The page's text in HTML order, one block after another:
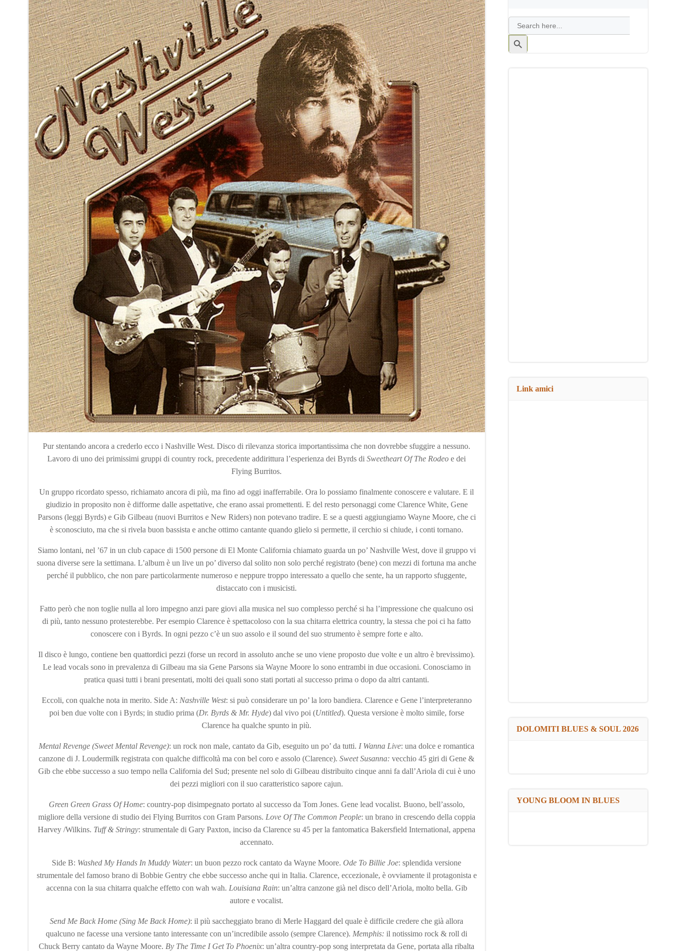
Pur stentando ancora a crederlo ecco i Nashville West. Disco di rilevanza storica importantissima che non dovrebbe sfuggire a nessuno.
Lavoro di uno dei primissimi gruppi di country rock, precedente addirittura l’esperienza dei Byrds diSweetheart Of The Rodeo e dei
Flying Burritos.
Un gruppo ricordato spesso, richiamato ancora di più, ma fino ad oggi inafferrabile. Ora lo possiamo finalmente conoscere e valutare. E il
giudizio in proposito non è difforme dalle aspettative, che erano assai promettenti. E del resto personaggi come Clarence White, Gene
Parsons (leggi Byrds) e Gib Gilbeau (nuovi Burritos e New Riders) non potevano tradire. E se a questi aggiungiamo Wayne Moore, che ci
è sconosciuto, ma che si rivela buon bassista e anche ottimo cantante quando glielo si permette, il cerchio si chiude, i conti tornano.
Siamo lontani, nel ’67 in un club capace di 1500 persone di El Monte California chiamato guarda un po’ Nashville West, dove il gruppo vi
suona diverse sere la settimana. L’album è un live un po’ diverso dal solito non solo perché registrato (bene) con mezzi di fortuna ma anche
perché il pubblico, che non pare particolarmente numeroso e neppure troppo interessato a quello che sente, ha un rapporto sfuggente,
distaccato con i musicisti.
Fatto però che non toglie nulla al loro impegno anzi pare giovi alla musica nel suo complesso perché si ha l’impressione che qualcuno osi
di più, tanto nessuno protesterebbe. Per esempio Clarence è spettacoloso con la sua chitarra elettrica country, la stessa che poi ci ha fatto
conoscere con i Byrds. In ogni pezzo c’è un suo assolo e il sound del suo strumento è sempre forte e alto.
Il disco è lungo, contiene ben quattordici pezzi (forse un record in assoluto anche se uno viene proposto due volte e un altro è brevissimo).
Le lead vocals sono in prevalenza di Gilbeau ma sia Gene Parsons sia Wayne Moore lo sono entrambi in due occasioni. Conosciamo in
pratica quasi tutti i brani presentati, molti dei quali sono stati portati al successo prima o dopo da altri cantanti.
Eccoli, con qualche nota in merito. Side A: Nashville West: si può considerare un po’ la loro bandiera. Clarence e Gene l’interpreteranno
poi ben due volte con i Byrds; in studio prima (Dr. Byrds & Mr. Hyde) dal vivo poi (Untitled). Questa versione è molto simile, forse
Clarence ha qualche spunto in più.
Mental Revenge (Sweet Mental Revenge): un rock non male, cantato da Gib, eseguito un po’ da tutti. I Wanna Live: una dolce e romantica
canzone di J. Loudermilk registrata con qualche difficoltà ma con bel coro e assolo (Clarence).Sweet Susanna: vecchio 45 giri di Gene &
Gib che ebbe successo a suo tempo nella California del Sud; presente nel solo di Gilbeau distribuito cinque anni fa dall’Ariola di cui è uno
dei pezzi migliori con il suo caratteristico sapore cajun.
Green Green Grass Of Home: country-pop disimpegnato portato al successo da Tom Jones. Gene lead vocalist. Buono, bell’assolo,
migliore della versione di studio dei Flying Burritos con Gram Parsons. Love Of The Common People: un brano in crescendo della coppia
Harvey /Wilkins. Tuff & Stringy: strumentale di Gary Paxton, inciso da Clarence su 45 per la fantomatica Bakersfield International, appena
accennato.
Side B: Washed My Hands In Muddy Water: un buon pezzo rock cantato da Wayne Moore.Ode To Billie Joe: splendida versione
strumentale del famoso brano di Bobbie Gentry che ebbe successo anche qui in Italia. Clarence, eccezionale, è ovviamente il protagonista e
accenna con la sua chitarra qualche effetto con wah wah. Louisiana Rain: un’altra canzone già nel disco dell’Ariola, molto bella. Gib
autore e vocalist.
Send Me Back Home (Sing Me Back Home): il più saccheggiato brano di Merle Haggard del quale è difficile credere che già allora
qualcuno ne facesse una versione tanto interessante con un’incredibile assolo (sempre Clarence). Memphis: il notissimo rock & roll di
Chuck Berry cantato da Wayne Moore. By The Time I Get To Phoenix: un’altra country-pop song interpretata da Gene, portata alla ribalta
Search
for:
Search
Button
Link amici
DOLOMITI BLUES & SOUL 2026
YOUNG BLOOM IN BLUES